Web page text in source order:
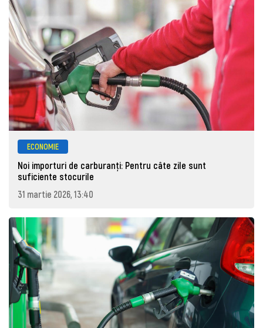
ECONOMIE
Noi importuri de carburanți: Pentru câte zile sunt
suficiente stocurile
31 martie 2026, 13:40